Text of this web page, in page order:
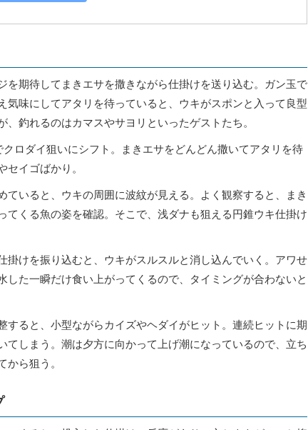
を期待してまきエサを撒きながら仕掛けを送り込む。ガン玉で
気味にしてアタリを待っていると、ウキがスポンと入って良型
釣れるのはカマスやサヨリといったゲストたち。
ロダイ狙いにシフト。まきエサをどんどん撒いてアタリを待
イゴばかり。
ていると、ウキの周囲に波紋が見える。よく観察すると、まき
てくる魚の姿を確認。そこで、浅ダナも狙える円錐ウキ仕掛け
掛けを振り込むと、ウキがスルスルと消し込んでいく。アワせ
した一瞬だけ食い上がってくるので、タイミングが合わないと
すると、小型ながらカイズやヘダイがヒット。連続ヒットに期
てしまう。潮は夕方に向かって上げ潮になっているので、立ち
ら狙う。